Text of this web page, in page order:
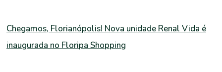
Chegamos, Florianópolis! Nova unidade Renal Vida é
inaugurada no Floripa Shopping